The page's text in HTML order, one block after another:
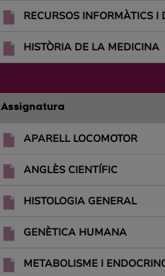
RECURSOS INFORMÀTICS
HISTÒRIA DE LA MEDICINA
Assignatura
APARELL LOCOMOTOR
ANGLÈS CIENTÍFIC
HISTOLOGIA GENERAL
GENÈTICA HUMANA
METABOLISME I